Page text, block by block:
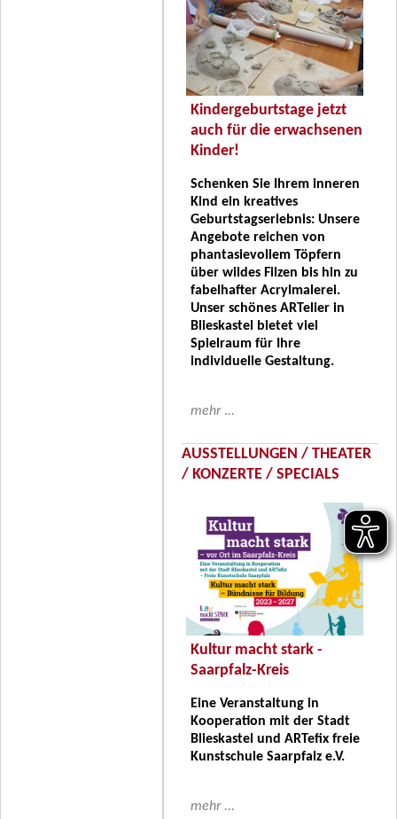
Kindergeburtstage jetzt
auch für die erwachsenen
Kinder!
Schenken Sie Ihrem inneren
Kind ein kreatives
Geburtstagserlebnis: Unsere
Angebote reichen von
phantasievollem Töpfern
über wildes Filzen bis hin zu
fabelhafter Acrylmalerei.
Unser schönes ARTelier in
Blieskastel bietet viel
Spielraum für Ihre
individuelle Gestaltung.
mehr ...
AUSSTELLUNGEN / THEATER
/ KONZERTE / SPECIALS
Kultur macht stark -
Saarpfalz-Kreis
Eine Veranstaltung in
Kooperation mit der Stadt
Blieskastel und ARTefix freie
Kunstschule Saarpfalz e.V.
mehr ...